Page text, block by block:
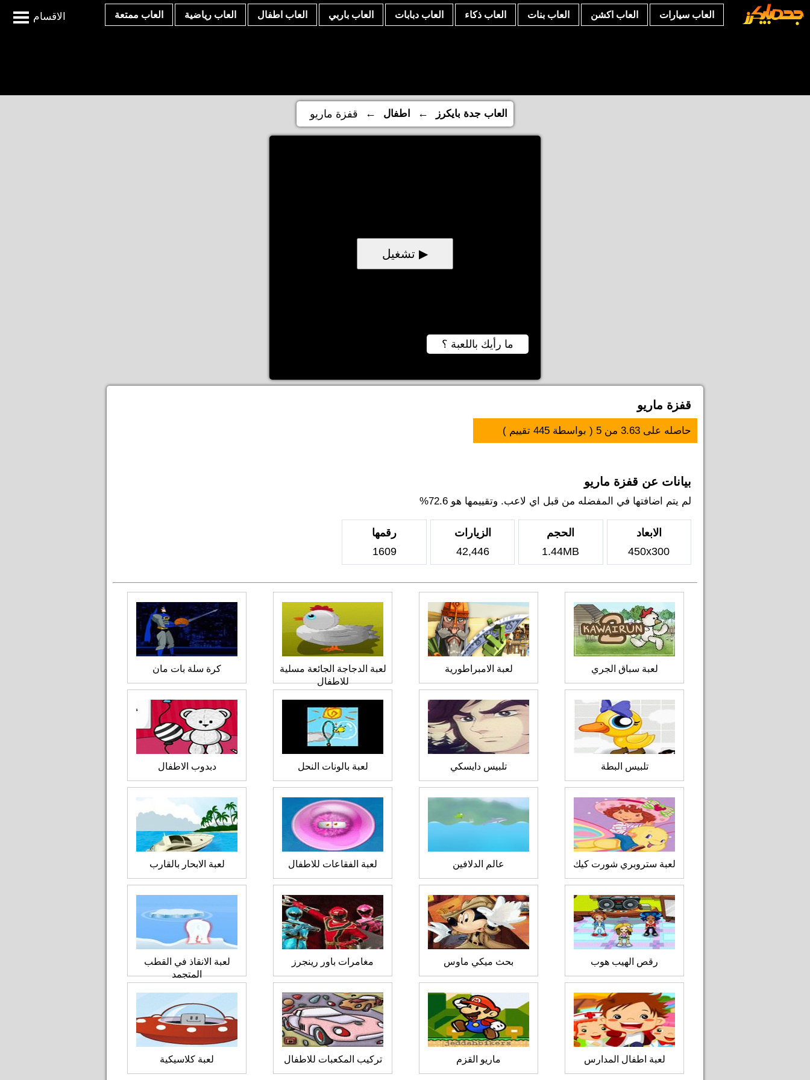
الاقسام العاب سيارات العاب اكشن العاب بنات العاب ذكاء العاب دبابات العاب باربي العاب اطفال العاب رياضية العاب ممتعة
العاب جدة بايكرز ← اطفال ← قفزة ماريو
▶ تشغيل
ما رأيك باللعبة ؟
قفزة ماريو
حاصله على 3.63 من 5 ( بواسطة 445 تقييم )
بيانات عن قفزة ماريو
لم يتم اضافتها في المفضله من قبل اي لاعب. وتقييمها هو 72.6%
الابعاد
450x300
الحجم
1.44MB
الزيارات
42,446
رقمها
1609
لعبة سباق الجري لعبة الامبراطورية
لعبة الدجاجة الجائعة مسلية
للاطفال
كرة سلة بات مان
تلبيس البطة تلبيس دايسكي لعبة بالونات النحل دبدوب الاطفال
لعبة ستروبري شورت كيك عالم الدلافين لعبة الفقاعات للاطفال لعبة الابحار بالقارب
رقص الهيب هوب بحث ميكي ماوس مغامرات باور رينجرز
لعبة الانقاذ في القطب
المتجمد
لعبة اطفال المدارس ماريو القزم تركيب المكعبات للاطفال لعبة كلاسيكية